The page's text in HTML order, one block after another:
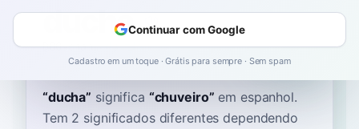
ducha
DOO-chah ˈdu.tʃa
“ducha” significa “chuveiro” em espanhol.
Tem 2 significados diferentes dependendo
Continuar com Google
Cadastro em um toque · Grátis para sempre · Sem spam